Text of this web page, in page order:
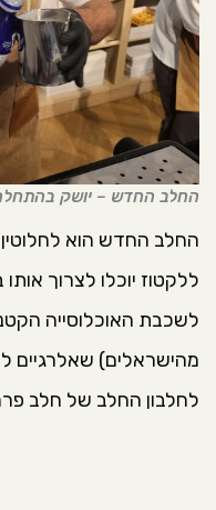
החלב החדש – יושק
החלב החדש הוא לחלוטין
ללקטוז יוכלו לצרוך
מהישראלים) שאלרגיים
לחלבון החלב של חלב